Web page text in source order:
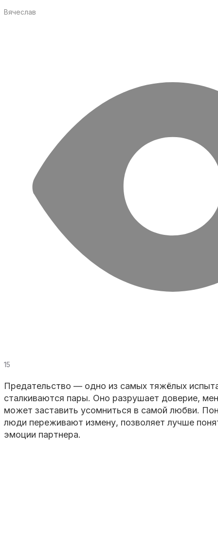
Вячеслав
15
Предательство — одно из самых тяжёлых
сталкиваются пары. Оно разрушает доверие,
может заставить усомниться в самой любви.
люди переживают измену, позволяет лучше
эмоции партнера.